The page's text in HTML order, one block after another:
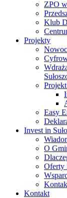
ZPO
Klub
Projekty
Easy
Invest in
O
Oferty
Kontakt